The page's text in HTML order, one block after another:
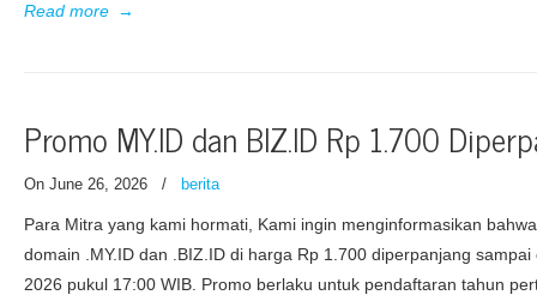
Read more →
Promo MY.ID dan BIZ.ID Rp 1.700
On June 26, 2026 / berita
Para Mitra yang kami hormati, Kami ingin menginformasikan
domain .MY.ID dan .BIZ.ID di harga Rp 1.700 diperpanjang
2026 pukul 17:00 WIB. Promo berlaku untuk pendaftaran tahun